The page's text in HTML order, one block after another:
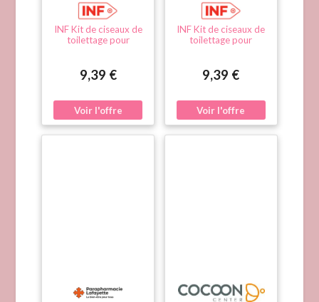
INF Kit de ciseaux de
toilettage pour
Le noir
9,39 €
INF Kit de ciseaux de
toilettage pour
Bleu
9,39 €